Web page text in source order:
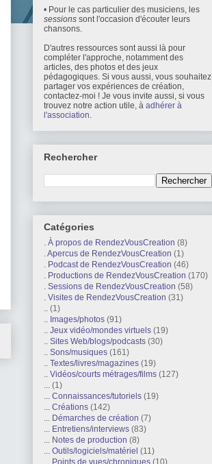
• Pour le cas particulier des musiciens, les
sessions sont l'occasion d'écouter leurs
chansons.
D'autres ressources sont aussi là pour
compléter l'approche, notamment des
articles, des photos et des jeux
pédagogiques. Si vous aussi, vous souhaitez
partager vos expériences de création,
contactez-moi ! Je vous invite aussi, si vous
trouvez notre action utile, à adhérer à
l'association.
Rechercher
Catégories
. À propos de RendezVousCreation (8)
. Apercus de RendezVousCreation (1)
. Podcast de RendezVousCreation (46)
. Productions de RendezVousCreation (170)
. Sessions de RendezVousCreation (58)
. Visites de RendezVousCreation (31)
.. (1)
.. Images/photos (91)
.. Jeux vidéo/mondes virtuels (19)
.. Sites Web/blogs/podcasts (30)
.. Sons/musiques (161)
.. Textes/livres/magazines (19)
.. Vidéos/courts métrages/films (127)
... (1)
... Connaissances/tutoriels (19)
... Créations (142)
... Démarches de création (7)
... Entretiens/interviews (83)
... Notes de production (8)
... Outils/logiciels/matériel (11)
... Points de vues/chroniques (10)